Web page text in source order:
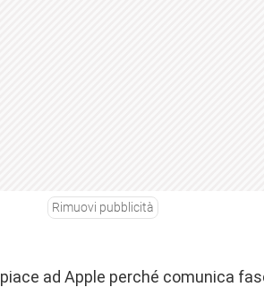
Rimuovi pubblicità
ad Apple perché comunica